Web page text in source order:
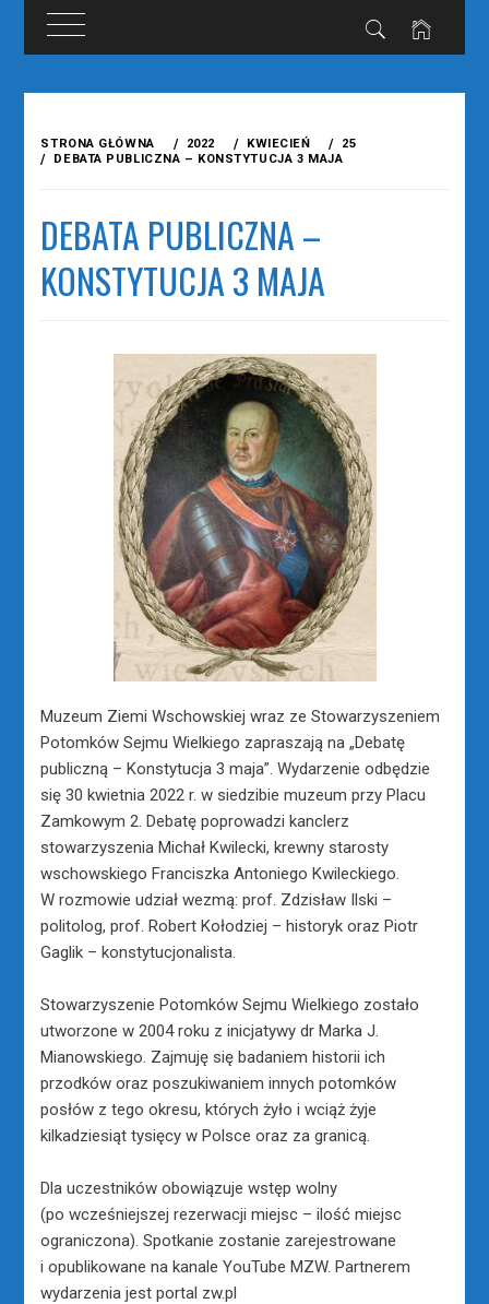
treści
STRONA GŁÓWNA 2022 KWIECIEŃ
25
DEBATA PUBLICZNA – KONSTYTUCJA 3 MAJA
DEBATA PUBLICZNA –
KONSTYTUCJA 3 MAJA
Muzeum Ziemi Wschowskiej wraz ze Stowarzyszeniem
Potomków Sejmu Wielkiego zapraszają na „Debatę
publiczną – Konstytucja 3 maja”. Wydarzenie odbędzie
się 30 kwietnia 2022 r. w siedzibie muzeum przy Placu
Zamkowym 2. Debatę poprowadzi kanclerz
stowarzyszenia Michał Kwilecki, krewny starosty
wschowskiego Franciszka Antoniego Kwileckiego.
W rozmowie udział wezmą: prof. Zdzisław Ilski –
politolog, prof. Robert Kołodziej – historyk oraz Piotr
Gaglik – konstytucjonalista.
Stowarzyszenie Potomków Sejmu Wielkiego zostało
utworzone w 2004 roku z inicjatywy dr Marka J.
Mianowskiego. Zajmuję się badaniem historii ich
przodków oraz poszukiwaniem innych potomków
posłów z tego okresu, których żyło i wciąż żyje
kilkadziesiąt tysięcy w Polsce oraz za granicą.
Dla uczestników obowiązuje wstęp wolny
(po wcześniejszej rezerwacji miejsc – ilość miejsc
ograniczona). Spotkanie zostanie zarejestrowane
i opublikowane na kanale YouTube MZW. Partnerem
wydarzenia jest portal zw.pl